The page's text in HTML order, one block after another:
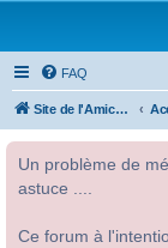
FAQ
Site de l'Amicale Citroën 10HP
Un problème de
astuce ....
Ce forum à